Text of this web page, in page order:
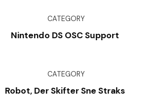
CATEGORY
Nintendo DS OSC Support
CATEGORY
Robot, Der Skifter Sne Straks